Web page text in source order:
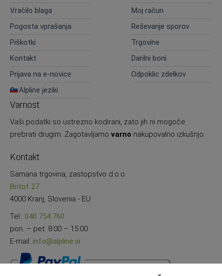
Vračilo blaga
Moj račun
Pogosta vprašanja
Reševanje sporov
Piškotki
Trgovine
Kontakt
Darilni boni
Prijava na e-novice
Odpoklic zdelkov
Alpline jeziki
Varnost
Vaši podatki so ustrezno kodirani, zato jih ni mogoče
prebrati drugim. Zagotavljamo varno nakupovalno izkušnjo.
Kontakt
Samana trgovina, zastopstvo d.o.o.
Britof 27
4000 Kranj, Slovenia - EU
Tel.: 040 754 760
pon. – pet. 8:00 – 15:00
E-mail: info@alpline.si